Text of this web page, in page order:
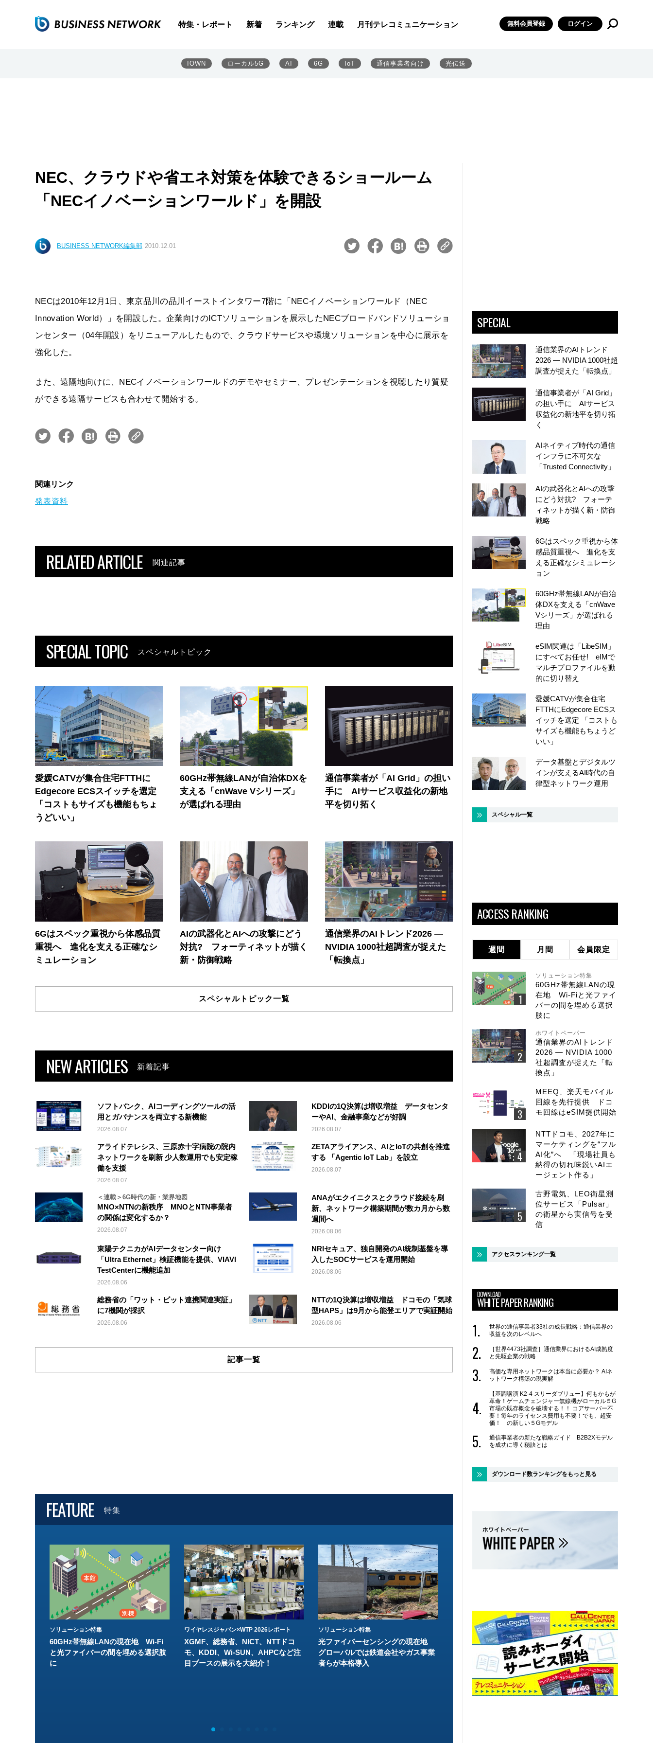
特集・レポート 新着 ランキング 連載 月刊テレコミュニケーション 無料会員登録 ログイン
IOWN ローカル5G AI 6G IoT 通信事業者向け 光伝送
NEC、クラウドや省エネ対策を体験できるショールーム
「NECイノベーションワールド」を開設
BUSINESS NETWORK編集部 2010.12.01
NECは2010年12月1日、東京品川の品川イーストインタワー7階に「NECイノベーションワールド（NEC
Innovation World）」を開設した。企業向けのICTソリューションを展示したNECブロードバンドソリューショ
ンセンター（04年開設）をリニューアルしたもので、クラウドサービスや環境ソリューションを中心に展示を
強化した。
また、遠隔地向けに、NECイノベーションワールドのデモやセミナー、プレゼンテーションを視聴したり質疑
ができる遠隔サービスも合わせて開始する。
関連リンク
発表資料
RELATED ARTICLE 関連記事
SPECIAL TOPIC スペシャルトピック
愛媛CATVが集合住宅FTTHに
Edgecore ECSスイッチを選定
「コストもサイズも機能もちょ
うどいい」
60GHz帯無線LANが自治体DXを
支える「cnWave Vシリーズ」
が選ばれる理由
通信事業者が「AI Grid」の担い
手に AIサービス収益化の新地
平を切り拓く
6Gはスペック重視から体感品質
重視へ 進化を支える正確なシ
ミュレーション
AIの武器化とAIへの攻撃にどう
対抗? フォーティネットが描く
新・防御戦略
通信業界のAIトレンド2026 ―
NVIDIA 1000社超調査が捉えた
「転換点」
スペシャルトピック一覧
NEW ARTICLES 新着記事
ソフトバンク、AIコーディングツールの活
用とガバナンスを両立する新機能
2026.08.07
KDDIの1Q決算は増収増益 データセンタ
ーやAI、金融事業などが好調
2026.08.07
アライドテレシス、三原赤十字病院の院内
ネットワークを刷新 少人数運用でも安定稼
働を支援
2026.08.07
ZETAアライアンス、AIとIoTの共創を推進
する 「Agentic IoT Lab」を設立
2026.08.07
＜連載＞6G時代の新・業界地図
MNO×NTNの新秩序 MNOとNTN事業者
の関係は変化するか？
2026.08.07
ANAがエクイニクスとクラウド接続を刷
新、ネットワーク構築期間が数カ月から数
週間へ
2026.08.06
東陽テクニカがAIデータセンター向け
「Ultra Ethernet」検証機能を提供、VIAVI
TestCenterに機能追加
2026.08.06
NRIセキュア、独自開発のAI統制基盤を導
入したSOCサービスを運用開始
2026.08.06
総務省の「ワット・ビット連携関連実証」
に7機関が採択
2026.08.06
NTTの1Q決算は増収増益 ドコモの「気球
型HAPS」は9月から能登エリアで実証開始
2026.08.06
記事一覧
FEATURE 特集
ソリューション特集
60GHz帯無線LANの現在地 Wi-Fi
と光ファイバーの間を埋める選択肢
に
ワイヤレスジャパン×WTP 2026レポート
XGMF、総務省、NICT、NTTドコ
モ、KDDI、Wi-SUN、AHPCなど注
目ブースの展示を大紹介！
ソリューション特集
光ファイバーセンシングの現在地
グローバルでは鉄道会社やガス事業
者らが本格導入
ソリューション特集
イーサネットで作るGPUネットワー
ク 間近に迫る1.6TbE時代とローカ
ルLLMに備えを
ソリューション特集
6GHz帯Wi-Fiは「
末」で Wi-Fi 7へ
こう
SPECIAL
通信業界のAIトレンド
2026 ― NVIDIA 1000社超
調査が捉えた「転換点」
通信事業者が「AI Grid」
の担い手に AIサービス
収益化の新地平を切り拓
く
AIネイティブ時代の通信
インフラに不可欠な
「Trusted Connectivity」
AIの武器化とAIへの攻撃
にどう対抗? フォーテ
ィネットが描く新・防御
戦略
6Gはスペック重視から体
感品質重視へ 進化を支
える正確なシミュレーシ
ョン
60GHz帯無線LANが自治
体DXを支える「cnWave
Vシリーズ」が選ばれる
理由
eSIM関連は「LibeSIM」
にすべてお任せ! eIMで
マルチプロファイルを動
的に切り替え
愛媛CATVが集合住宅
FTTHにEdgecore ECSス
イッチを選定 「コストも
サイズも機能もちょうど
いい」
データ基盤とデジタルツ
インが支えるAI時代の自
律型ネットワーク運用
スペシャル一覧
ACCESS RANKING
週間 月間 会員限定
ソリューション特集
60GHz帯無線LANの現
在地 Wi-Fiと光ファイ
バーの間を埋める選択
肢に
ホワイトペーパー
通信業界のAIトレンド
2026 ― NVIDIA 1000
社超調査が捉えた「転
換点」
MEEQ、楽天モバイル
回線を先行提供 ドコ
モ回線はeSIM提供開始
NTTドコモ、2027年に
マーケティングを“フル
AI化”へ 「現場社員も
納得の切れ味鋭いAIエ
ージェント作る」
古野電気、LEO衛星測
位サービス「Pulsar」
の衛星から実信号を受
信
アクセスランキング一覧
DOWNLOAD
WHITE PAPER RANKING
世界の通信事業者33社の成長戦略：通信業界の
収益を次のレベルへ
［世界4473社調査］通信業界におけるAI成熟度
と先駆企業の戦略
高価な専用ネットワークは本当に必要か？ AIネ
ットワーク構築の現実解
【基調講演 K2-4 スリーダブリュー】何もかもが
革命！ゲームチェンジャー無線機がローカル５G
市場の既存概念を破壊する！！ コアサーバー不
要！毎年のライセンス費用も不要！でも、超安
価！ の新しい５Gモデル
通信事業者の新たな戦略ガイド B2B2Xモデル
を成功に導く秘訣とは
ダウンロード数ランキングをもっと見る